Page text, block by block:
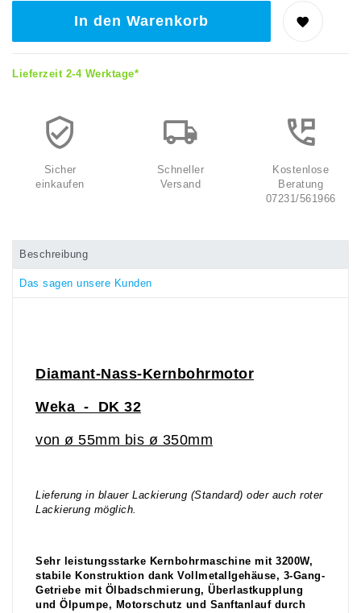
In den Warenkorb
Lieferzeit 2-4 Werktage*
Sicher
einkaufen
Schneller
Versand
Kostenlose
Beratung
07231/561966
Beschreibung
Das sagen unsere Kunden
Diamant-Nass-Kernbohrmotor
Weka - DK 32
von ø 55mm bis ø 350mm
Lieferung in blauer Lackierung (Standard) oder auch roter
Lackierung möglich.
Sehr leistungsstarke Kernbohrmaschine mit 3200W,
stabile Konstruktion dank Vollmetallgehäuse, 3-Gang-
Getriebe mit Ölbadschmierung, Überlastkupplung
und Ölpumpe, Motorschutz und Sanftanlauf durch